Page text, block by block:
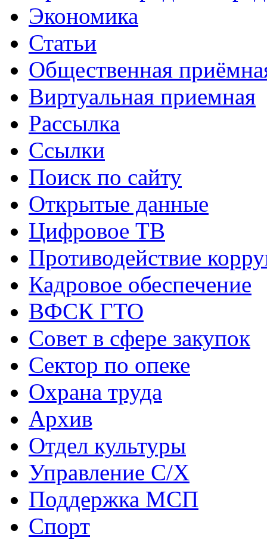
Экономика
Статьи
Общественная
Виртуальная приемная
Рассылка
Ссылки
Поиск по сайту
Открытые данные
Цифровое ТВ
Противодействие
Кадровое обеспечение
ВФСК ГТО
Совет в сфере закупок
Сектор по опеке
Охрана труда
Архив
Отдел культуры
Управление С/Х
Поддержка МСП
Спорт